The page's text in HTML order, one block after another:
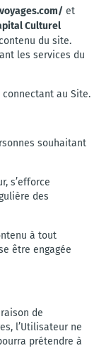
et
Culturel
du site.
les services du
au Site.
souhaitant
s’efforce
des
à tout
être engagée
de
l’Utilisateur ne
prétendre à